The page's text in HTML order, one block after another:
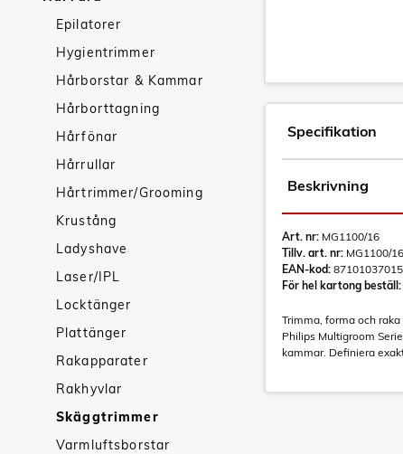
Epilatorer
Hygientrimmer
Hårborstar & Kammar
Hårborttagning
Hårfönar
Hårrullar
Hårtrimmer/Grooming
Krustång
Ladyshave
Laser/IPL
Locktänger
Plattänger
Rakapparater
Rakhyvlar
Skäggtrimmer
Varmluftsborstar
Specifikation
Beskrivning
Art. nr: MG1100/16
Tillv. art. nr: MG1100/16
EAN-kod:
För hel kartong beställ:
Trimma, forma och
Philips Multigroom
kammar. Definiera